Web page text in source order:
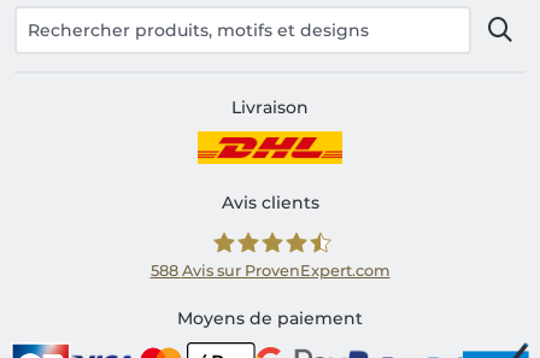
Livraison
Avis clients
Shirtinator FR
588 Avis sur ProvenExpert.com
Moyens de paiement